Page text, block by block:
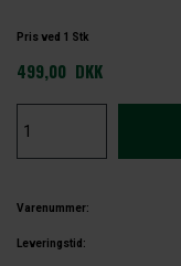
Pris ved 1 Stk
499,00 DKK
Varenummer:
Leveringstid: